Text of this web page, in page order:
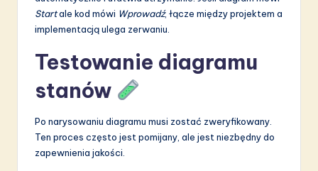
Startale kod mówi Wprowadź, łącze między projektem a
implementacją ulega zerwaniu.
Testowanie diagramu
stanów
Po narysowaniu diagramu musi zostać zweryfikowany.
Ten proces często jest pomijany, ale jest niezbędny do
zapewnienia jakości.